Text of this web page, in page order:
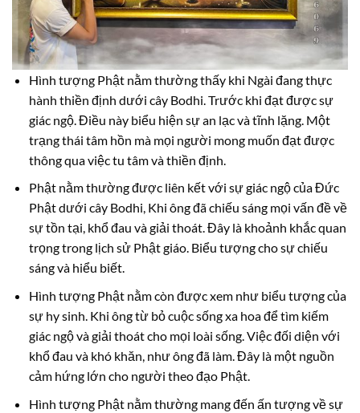
Hình tượng Phật nằm thường thấy khi Ngài đang thực
hành thiền định dưới cây Bodhi. Trước khi đạt được sự
giác ngộ. Điều này biểu hiện sự an lạc và tĩnh lặng. Một
trạng thái tâm hồn mà mọi người mong muốn đạt được
thông qua việc tu tâm và thiền định.
Phật nằm thường được liên kết với sự giác ngộ của Đức
Phật dưới cây Bodhi, Khi ông đã chiếu sáng mọi vấn đề về
sự tồn tại, khổ đau và giải thoát. Đây là khoảnh khắc quan
trọng trong lịch sử Phật giáo. Biểu tượng cho sự chiếu
sáng và hiểu biết.
Hình tượng Phật nằm còn được xem như biểu tượng của
sự hy sinh. Khi ông từ bỏ cuộc sống xa hoa để tìm kiếm
giác ngộ và giải thoát cho mọi loài sống. Việc đối diện với
khổ đau và khó khăn, như ông đã làm. Đây là một nguồn
cảm hứng lớn cho người theo đạo Phật.
Hình tượng Phật nằm thường mang đến ấn tượng về sự